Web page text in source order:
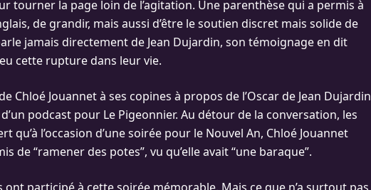
tourner la page loin de l’agitation. Une parenthèse qui a permis à
de grandir, mais aussi d’être le soutien discret mais solide de
jamais directement de Jean Dujardin, son témoignage en dit
cette rupture dans leur vie.
Chloé Jouannet à ses copines à propos de l’Oscar de Jean Dujardin
d’un podcast pour Le Pigeonnier. Au détour de la conversation, les
qu’à l’occasion d’une soirée pour le Nouvel An, Chloé Jouannet
de “ramener des potes”, vu qu’elle avait “une baraque”.